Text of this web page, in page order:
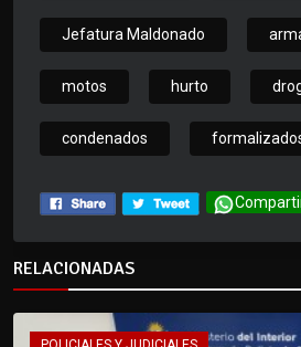
Jefatura Maldonado
motos hurto
condenados
RELACIONADAS